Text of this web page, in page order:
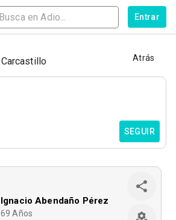
Entrar
Carcastillo Atrás
SEGUIR
Ignacio Abendaño Pérez
69 Años